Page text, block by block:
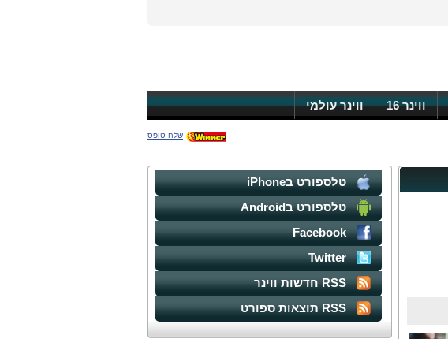
ווינר 16 ווינר עולמי
שלח טופס
טלספורט בiPhone
טלספורט בAndroid
Facebook
Twitter
RSS חדשות ווינר
RSS תוצאות ספורט